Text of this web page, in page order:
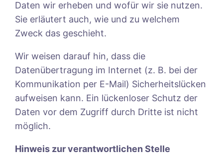
Daten wir erheben und wofür wir sie nutzen.
Sie erläutert auch, wie und zu welchem
Zweck das geschieht.
Wir weisen darauf hin, dass die
Datenübertragung im Internet (z. B. bei der
Kommunikation per E-Mail) Sicherheitslücken
aufweisen kann. Ein lückenloser Schutz der
Daten vor dem Zugriff durch Dritte ist nicht
möglich.
Hinweis zur verantwortlichen Stelle